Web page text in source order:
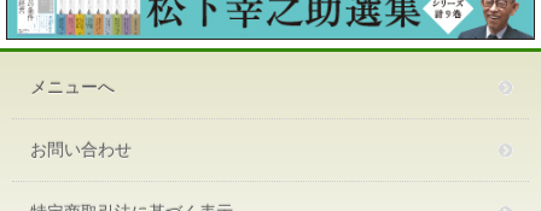
メニューへ
お問い合わせ